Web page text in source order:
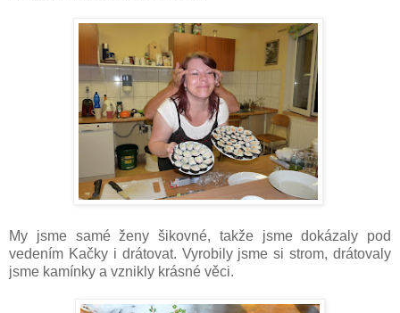
My jsme samé ženy šikovné, takže jsme dokázaly pod
vedením Kačky i drátovat. Vyrobily jsme si strom, drátovaly
jsme kamínky a vznikly krásné věci.